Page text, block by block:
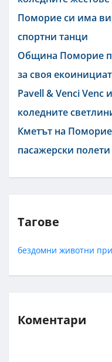
Поморие си има
спортни танци
Община Поморие
за своя
Pavell & Venci Venc
коледните
Кметът на
пасажерски
Тагове
бездомни животни
Коментари